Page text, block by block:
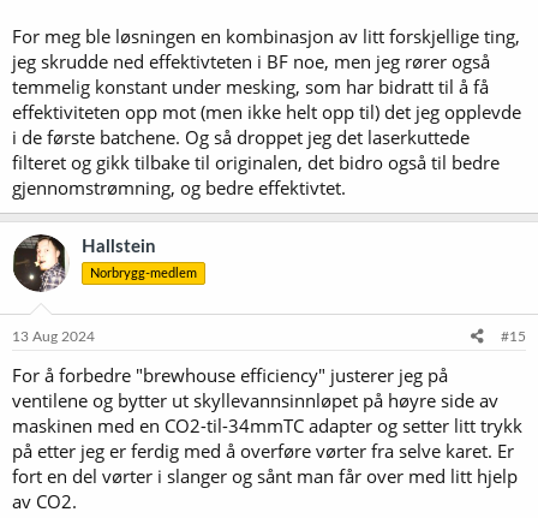
For meg ble løsningen en kombinasjon av litt forskjellige ting,
jeg skrudde ned effektivteten i BF noe, men jeg rører også
temmelig konstant under mesking, som har bidratt til å få
effektiviteten opp mot (men ikke helt opp til) det jeg opplevde
i de første batchene. Og så droppet jeg det laserkuttede
filteret og gikk tilbake til originalen, det bidro også til bedre
gjennomstrømning, og bedre effektivtet.
Hallstein
Norbrygg-medlem
13 Aug 2024 #15
For å forbedre "brewhouse efficiency" justerer jeg på
ventilene og bytter ut skyllevannsinnløpet på høyre side av
maskinen med en CO2-til-34mmTC adapter og setter litt trykk
på etter jeg er ferdig med å overføre vørter fra selve karet. Er
fort en del vørter i slanger og sånt man får over med litt hjelp
av CO2.